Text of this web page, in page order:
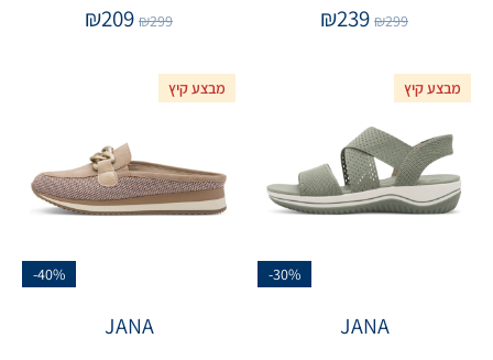
₪299
₪239
₪299
₪209
מבצע קיץ
-30%
JANA
מבצע קיץ
-40%
JANA